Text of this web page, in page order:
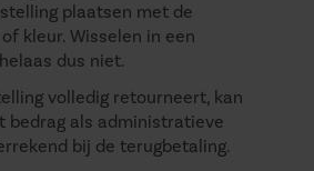
plaatsen met de
kleur. Wisselen in een
dus niet.
volledig retourneert, kan
bedrag als administratieve
bij de terugbetaling.